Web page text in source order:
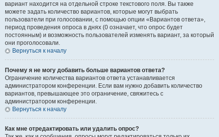
вариант находится на отдельной строке текстового поля. Вы также
можете задать количество вариантов, которые могут выбрать
пользователи при голосовании, с помощью опции «Вариантов ответа»,
период проведения опроса в днях (0 означает, что опрос будет
постоянным) и возможность пользователей изменять вариант, за который
они проголосовали.
Вернуться к началу
Почему я не могу добавить больше вариантов ответа?
Ограничение количества вариантов ответа устанавливается
администратором конференции. Если вам нужно добавить количество
вариантов, превышающее это ограничение, свяжитесь с
администратором конференции.
Вернуться к началу
Как мне отредактировать или удалить опрос?